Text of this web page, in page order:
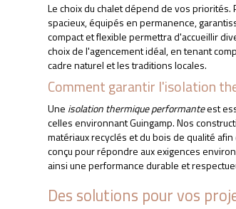
Le choix du chalet dépend de vos
spacieux, équipés en permanence,
compact et flexible permettra d'accueillir
choix de l'agencement idéal, en tenant
cadre naturel et les traditions locales.
Comment garantir l'isolation
Une isolation thermique performanteest
celles environnant Guingamp. Nos
matériaux recyclés et du bois de qualité
conçu pour répondre aux exigences
ainsi une performance durable et
Des solutions pour vos